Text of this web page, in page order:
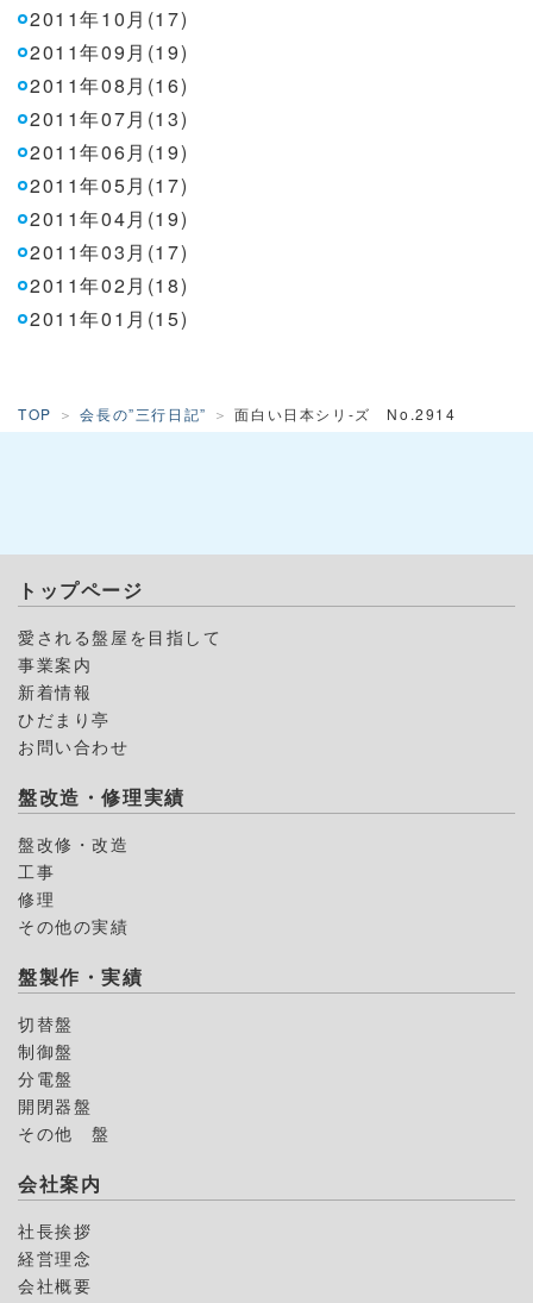
2011年10月(17)
2011年09月(19)
2011年08月(16)
2011年07月(13)
2011年06月(19)
2011年05月(17)
2011年04月(19)
2011年03月(17)
2011年02月(18)
2011年01月(15)
TOP 会長の”三行日記” 面白い日本シリ-ズ No.2914
トップページ
愛される盤屋を目指して
事業案内
新着情報
ひだまり亭
お問い合わせ
盤改造・修理実績
盤改修・改造
工事
修理
その他の実績
盤製作・実績
切替盤
制御盤
分電盤
開閉器盤
その他 盤
会社案内
社長挨拶
経営理念
会社概要